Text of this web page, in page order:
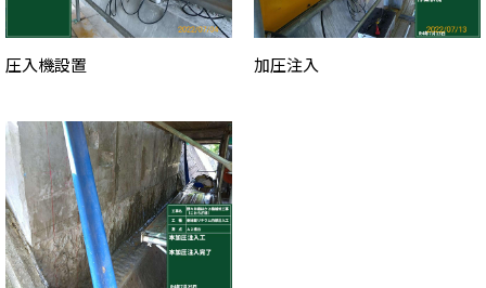
圧入機設置 加圧注入